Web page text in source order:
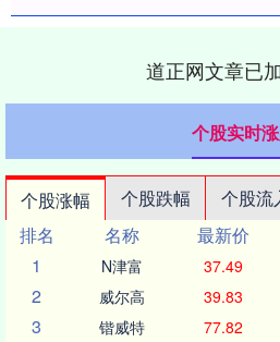
道正网文章已
个股实时
个股涨幅 个股跌幅 个股流
排名
名称 最新价
1
N津富 37.49
2 威尔高 39.83
3 锴威特 77.82